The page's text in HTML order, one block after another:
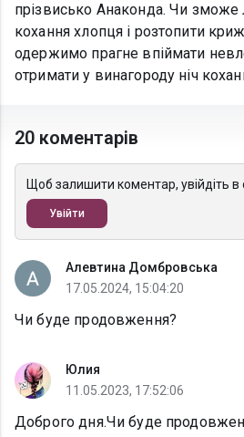
прізвисько Анаконда. Чи зможе
кохання хлопця і розтопити
одержимо прагне впіймати
отримати у винагороду ніч
20 коментарів
Щоб залишити коментар, увійдіть в
Увійти
Алевтина Домбровська
17.05.2024, 15:04:20
Чи буде продовження?
Юлия
11.05.2023, 17:52:06
Доброго дня.Чи буде